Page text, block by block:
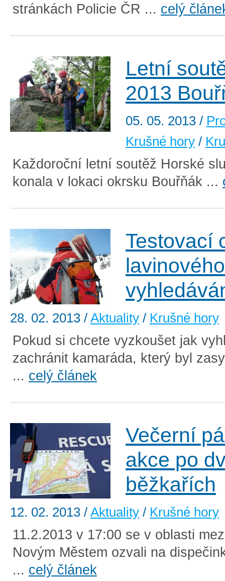
stránkách Policie ČR ... celý
Letní
2013
05. 05. 2013 /
Krušné hory /
Každoroční letní soutěž Horské
konala v lokaci okrsku Bouřňák ...
Testovací
lavinového
28. 02. 2013 / Aktuality / Krušné hory
Pokud si chcete vyzkoušet jak
zachránit kamaráda, který byl
... celý článek
Večerní
akce po
běžkařích
12. 02. 2013 / Aktuality / Krušné hory
11.2.2013 v 17:00 se v oblasti
Novým Městem ozvali na
... celý článek